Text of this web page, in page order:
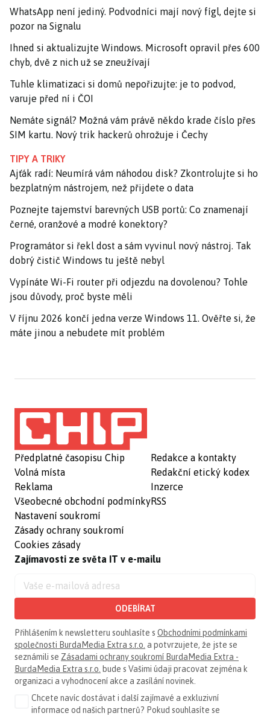
WhatsApp není jediný. Podvodníci mají nový fígl, dejte si
pozor na Signalu
Ihned si aktualizujte Windows. Microsoft opravil přes 600
chyb, dvě z nich už se zneužívají
Tuhle klimatizaci si domů nepořizujte: je to podvod,
varuje před ní i ČOI
Nemáte signál? Možná vám právě někdo krade číslo přes
SIM kartu. Nový trik hackerů ohrožuje i Čechy
TIPY A TRIKY
Ajťák radí: Neumírá vám náhodou disk? Zkontrolujte si ho
bezplatným nástrojem, než přijdete o data
Poznejte tajemství barevných USB portů: Co znamenají
černé, oranžové a modré konektory?
Programátor si řekl dost a sám vyvinul nový nástroj. Tak
dobrý čistič Windows tu ještě nebyl
Vypínáte Wi-Fi router při odjezdu na dovolenou? Tohle
jsou důvody, proč byste měli
V říjnu 2026 končí jedna verze Windows 11. Ověřte si, že
máte jinou a nebudete mít problém
Předplatné časopisu Chip
Volná místa
Reklama
Všeobecné obchodní podmínky
Nastavení soukromí
Zásady ochrany soukromí
Cookies zásady
Redakce a kontakty
Redakční etický kodex
Inzerce
RSS
Zajímavosti ze světa IT v e-mailu
ODEBÍRAT
Přihlášením k newsletteru souhlasíte s Obchodními podmínkami
společnosti BurdaMedia Extra s.r.o. a potvrzujete, že jste se
seznámili se Zásadami ochrany soukromí BurdaMedia Extra -
BurdaMedia Extra s.r.o. bude s Vašimi údaji pracovat zejména k
organizaci a vyhodnocení akce a zasílání novinek.
Chcete navíc dostávat i další zajímavé a exkluzivní
informace od našich partnerů? Pokud souhlasíte se